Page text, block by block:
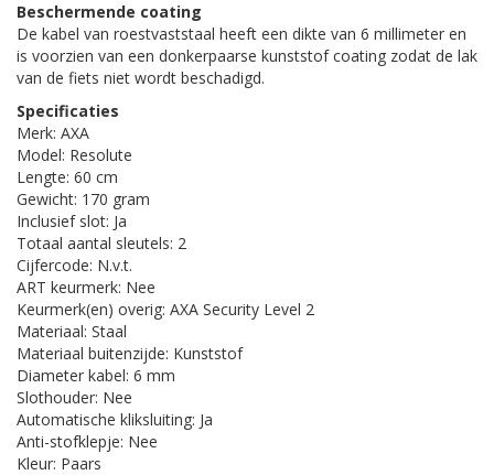
Beschermende coating
De kabel van roestvaststaal heeft een dikte van 6 millimeter en
is voorzien van een donkerpaarse kunststof coating zodat de lak
van de fiets niet wordt beschadigd.
Specificaties
Merk: AXA
Model: Resolute
Lengte: 60 cm
Gewicht: 170 gram
Inclusief slot: Ja
Totaal aantal sleutels: 2
Cijfercode: N.v.t.
ART keurmerk: Nee
Keurmerk(en) overig: AXA Security Level 2
Materiaal: Staal
Materiaal buitenzijde: Kunststof
Diameter kabel: 6 mm
Slothouder: Nee
Automatische kliksluiting: Ja
Anti-stofklepje: Nee
Kleur: Paars